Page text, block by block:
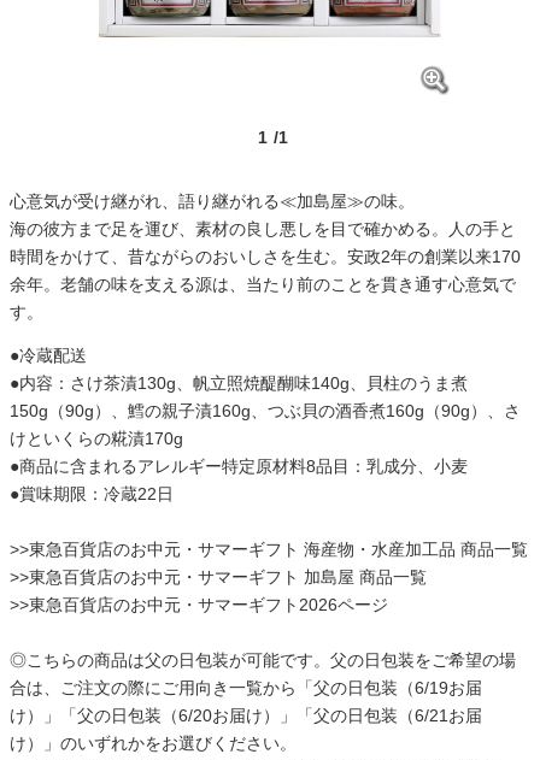
1 /1
心意気が受け継がれ、語り継がれる≪加島屋≫の味。
海の彼方まで足を運び、素材の良し悪しを目で確かめる。人の手と
時間をかけて、昔ながらのおいしさを生む。安政2年の創業以来170
余年。老舗の味を支える源は、当たり前のことを貫き通す心意気で
す。
●冷蔵配送
●内容：さけ茶漬130g、帆立照焼醍醐味140g、貝柱のうま煮
150g（90g）、鱈の親子漬160g、つぶ貝の酒香煮160g（90g）、さ
けといくらの糀漬170g
●商品に含まれるアレルギー特定原材料8品目：乳成分、小麦
●賞味期限：冷蔵22日
>>東急百貨店のお中元・サマーギフト 海産物・水産加工品 商品一覧
>>東急百貨店のお中元・サマーギフト 加島屋 商品一覧
>>東急百貨店のお中元・サマーギフト2026ページ
◎こちらの商品は父の日包装が可能です。父の日包装をご希望の場
合は、ご注文の際にご用向き一覧から「父の日包装（6/19お届
け）」「父の日包装（6/20お届け）」「父の日包装（6/21お届
け）」のいずれかをお選びください。